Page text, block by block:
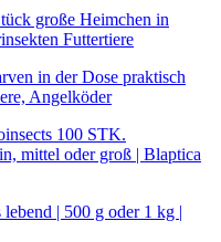
große Heimchen in
Futtertiere
in der Dose praktisch
Angelköder
100 STK.
mittel oder groß | Blaptica
| 500 g oder 1 kg |